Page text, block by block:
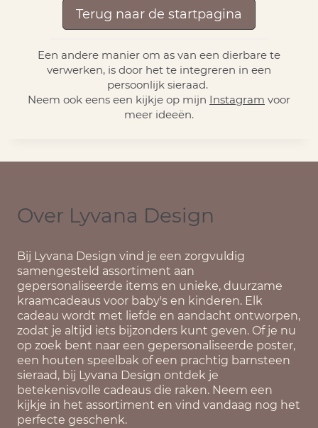
Terug naar de startpagina
​Een andere manier om as van een dierbare te
verwerken, is door het te integreren in een
persoonlijk sieraad.
Neem ook eens een kijkje op mijn Instagram voor
meer ideeën.
Over Lyvana Design
Bij Lyvana Design vind je een zorgvuldig
samengesteld assortiment aan
gepersonaliseerde items en unieke, duurzame
kraamcadeaus voor baby's en kinderen. Elk
cadeau wordt met liefde en aandacht ontworpen,
zodat je altijd iets bijzonders kunt geven. Of je nu
op zoek bent naar een gepersonaliseerde poster,
een houten speelbak of een prachtig barnsteen
sieraad, bij Lyvana Design ontdek je
betekenisvolle cadeaus die raken. Neem een
kijkje in het assortiment en vind vandaag nog het
perfecte geschenk.